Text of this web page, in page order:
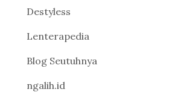
Destyless
Lenterapedia
Blog Seutuhnya
ngalih.id